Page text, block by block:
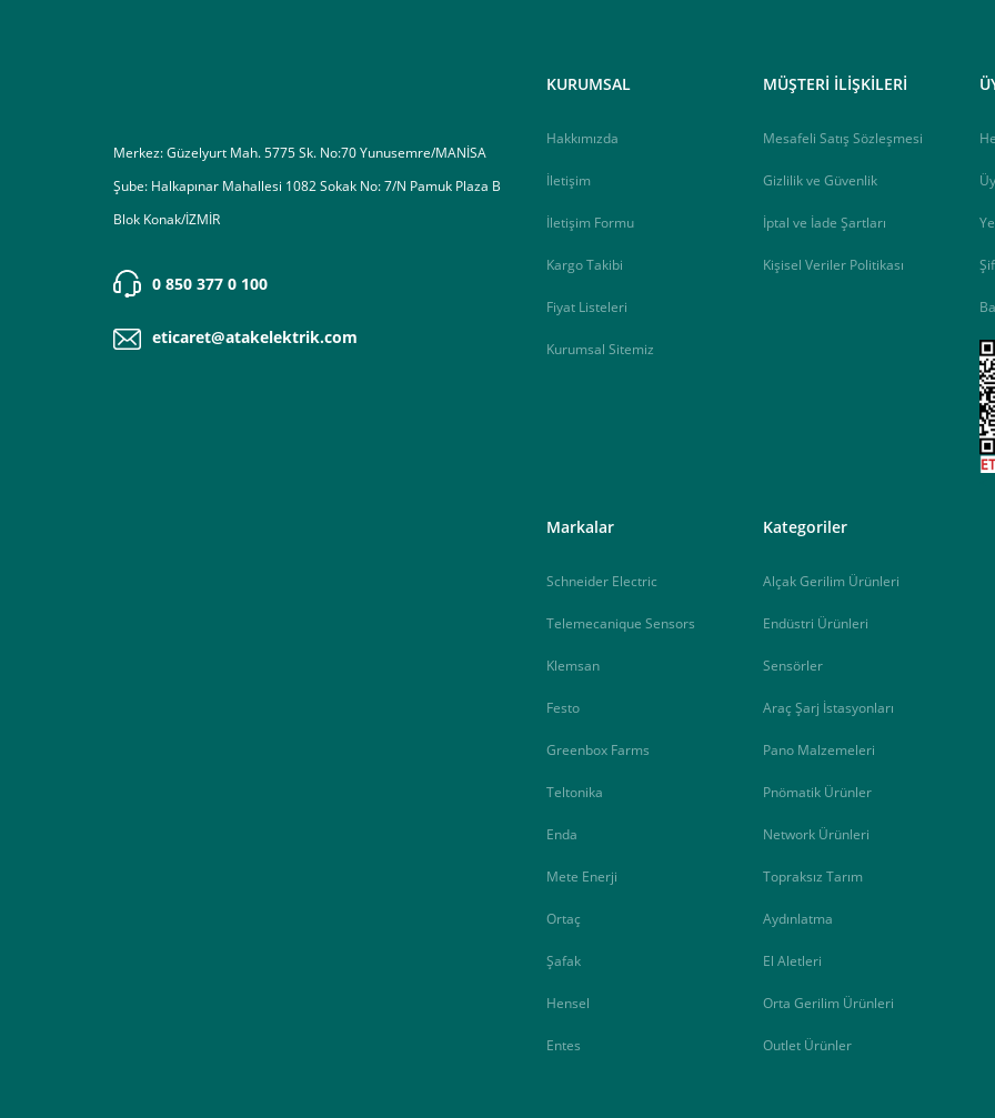
Merkez: Güzelyurt Mah. 5775 Sk. No:70 Yunusemre/MANİSA
Şube: Halkapınar Mahallesi 1082 Sokak No: 7/N Pamuk Plaza B
Blok Konak/İZMİR
0 850 377 0 100
eticaret@atakelektrik.com
KURUMSAL
Hakkımızda
İletişim
İletişim Formu
Kargo Takibi
Fiyat Listeleri
Kurumsal Sitemiz
MÜŞTERİ İLİŞKİLERİ
Mesafeli Satış Sözleşmesi
Gizlilik ve Güvenlik
İptal ve İade Şartları
Kişisel Veriler Politikası
Markalar
Schneider Electric
Telemecanique Sensors
Klemsan
Festo
Greenbox Farms
Teltonika
Enda
Mete Enerji
Ortaç
Şafak
Hensel
Entes
Kategoriler
Alçak Gerilim Ürünleri
Endüstri Ürünleri
Sensörler
Araç Şarj İstasyonları
Pano Malzemeleri
Pnömatik Ürünler
Network Ürünleri
Topraksız Tarım
Aydınlatma
El Aletleri
Orta Gerilim Ürünleri
Outlet Ürünler